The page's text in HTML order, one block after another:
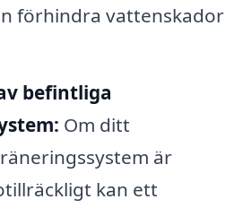
förhindra vattenskador
befintliga
Om ditt
är
kan ett